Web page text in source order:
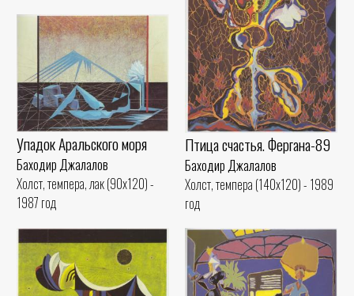
Птица счастья. Фергана-89
Баходир Джалалов
Холст, темпера (140x120) - 1989
год
Упадок Аральского моря
Баходир Джалалов
Холст, темпера, лак (90x120) -
1987 год